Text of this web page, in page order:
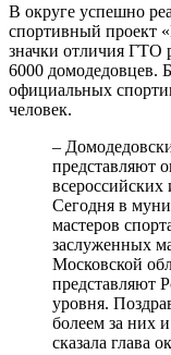
В округе успешно
спортивный проект
значки отличия ГТО
6000 домодедовцев.
официальных
человек.
–
представляют
Сегодня в
мастеров
заслуженных
Московской
представляют
уровня.
болеем за них
сказала глава